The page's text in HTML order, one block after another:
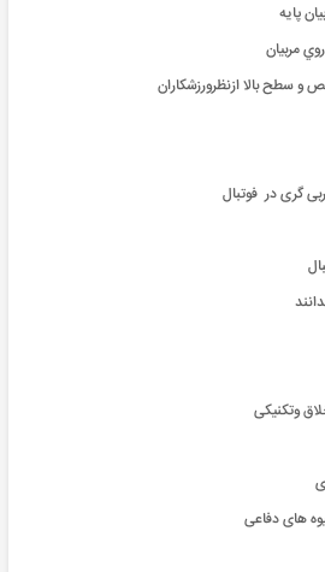
پایه
مربيان
و سطح بالا ازنظرورزشکاران
گری در فوتبال
بدانند
وتکنیکی
های دفاعی